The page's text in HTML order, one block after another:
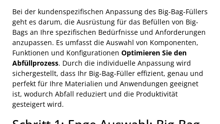
Bei der kundenspezifischen Anpassung des Big-Bag-Füllers
geht es darum, die Ausrüstung für das Befüllen von Big-
Bags an Ihre spezifischen Bedürfnisse und Anforderungen
anzupassen. Es umfasst die Auswahl von Komponenten,
Funktionen und Konfigurationen Optimieren Sie den
Abfüllprozess. Durch die individuelle Anpassung wird
sichergestellt, dass Ihr Big-Bag-Füller effizient, genau und
perfekt für Ihre Materialien und Anwendungen geeignet
ist, wodurch Abfall reduziert und die Produktivität
gesteigert wird.